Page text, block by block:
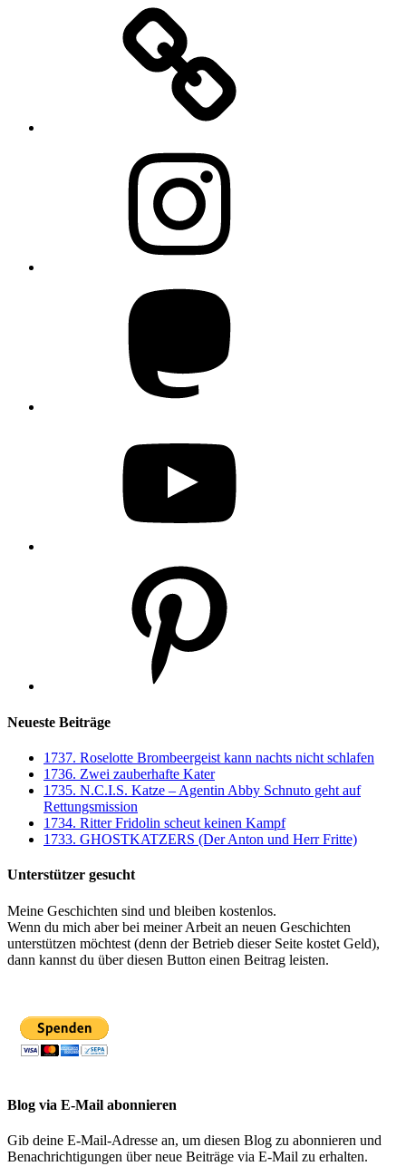
Neueste Beiträge
1737. Roselotte Brombeergeist kann nachts nicht schlafen
1736. Zwei zauberhafte Kater
1735. N.C.I.S. Katze – Agentin Abby Schnuto geht auf
Rettungsmission
1734. Ritter Fridolin scheut keinen Kampf
1733. GHOSTKATZERS (Der Anton und Herr Fritte)
Unterstützer gesucht
Meine Geschichten sind und bleiben kostenlos.
Wenn du mich aber bei meiner Arbeit an neuen Geschichten
unterstützen möchtest (denn der Betrieb dieser Seite kostet Geld),
dann kannst du über diesen Button einen Beitrag leisten.
Blog via E-Mail abonnieren
Gib deine E-Mail-Adresse an, um diesen Blog zu abonnieren und
Benachrichtigungen über neue Beiträge via E-Mail zu erhalten.